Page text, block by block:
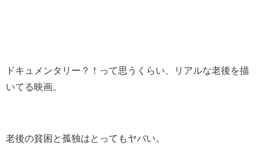
ドキュメンタリー？！って思うくらい、リアルな老後を描
いてる映画。
老後の貧困と孤独はとってもヤバい。